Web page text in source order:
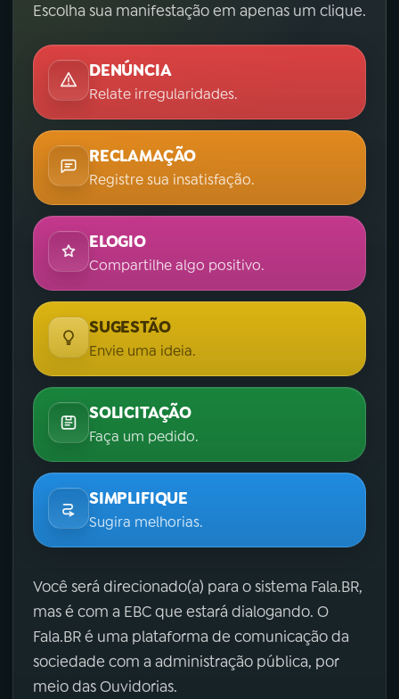
Escolha sua manifestação em apenas um clique.
DENÚNCIA
Relate irregularidades.
RECLAMAÇÃO
Registre sua insatisfação.
ELOGIO
Compartilhe algo positivo.
SUGESTÃO
Envie uma ideia.
SOLICITAÇÃO
Faça um pedido.
SIMPLIFIQUE
Sugira melhorias.
Você será direcionado(a) para o sistema Fala.BR,
mas é com a EBC que estará dialogando. O
Fala.BR é uma plataforma de comunicação da
sociedade com a administração pública, por
meio das Ouvidorias.